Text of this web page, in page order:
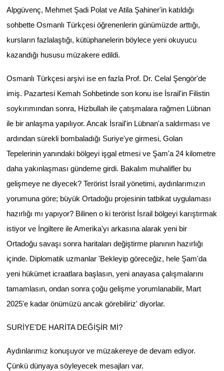
Alpgüvenç, Mehmet Şadi Polat ve Atila Şahiner'in katıldığı
sohbette Osmanlı Türkçesi öğrenenlerin günümüzde arttığı,
kursların fazlalaştığı, kütüphanelerin böylece yeni okuyucu
kazandığı hususu müzakere edildi.
Osmanlı Türkçesi arşivi ise en fazla Prof. Dr. Celal Şengör'de
imiş. Pazartesi Kemah Sohbetinde son konu ise İsrail'in Filistin
soykırımından sonra, Hizbullah ile çatışmalara rağmen Lübnan
ile bir anlaşma yapılıyor. Ancak İsrail'in Lübnan'a saldırması ve
ardından sürekli bombaladığı Suriye'ye girmesi, Golan
Tepelerinin yanındaki bölgeyi işgal etmesi ve Şam'a 24 kilometre
daha yakınlaşması gündeme girdi. Bakalım muhalifler bu
gelişmeye ne diyecek? Terörist İsrail yönetimi, aydınlarımızın
yorumuna göre; büyük Ortadoğu projesinin tatbikat uygulaması
hazırlığı mı yapıyor? Bilinen o ki terörist İsrail bölgeyi karıştırmak
istiyor ve İngiltere ile Amerika'yı arkasına alarak yeni bir
Ortadoğu savaşı sonra haritaları değiştirme planının hazırlığı
içinde. Diplomatik uzmanlar 'Bekleyip göreceğiz, hele Şam'da
yeni hükümet icraatlara başlasın, yeni anayasa çalışmalarını
tamamlasın, ondan sonra çoğu gelişme yorumlanabilir, Mart
2025'e kadar önümüzü ancak görebiliriz' diyorlar.
SURİYE'DE HARİTA DEĞİŞİR Mİ?
Aydınlarımız konuşuyor ve müzakereye de devam ediyor.
Çünkü dünyaya söyleyecek mesajları var.